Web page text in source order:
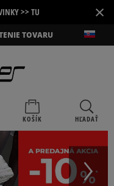
>> TU ×
TOVARU
KOŠÍK HĽADAŤ